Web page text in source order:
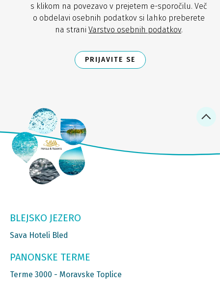
s klikom na povezavo v prejetem e-sporočilu. Več
o obdelavi osebnih podatkov si lahko preberete
na strani Varstvo osebnih podatkov.
PRIJAVITE SE
BLEJSKO JEZERO
Sava Hoteli Bled
PANONSKE TERME
Terme 3000 - Moravske Toplice